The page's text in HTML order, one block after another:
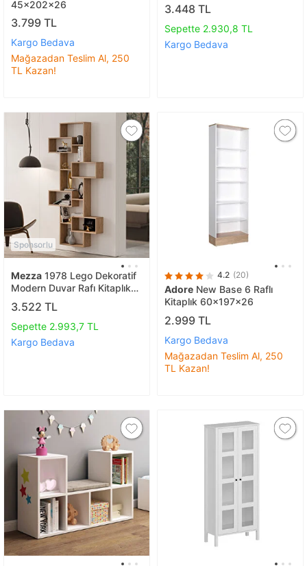
45x202x26
3.799 TL
Kargo Bedava
Mağazadan Teslim Al, 250
TL Kazan!
Beyaz
3.448 TL
Sepette 2.930,8 TL
Kargo Bedava
Sponsorlu
Mezza 1978 Lego Dekoratif
Modern Duvar Rafı Kitaplık
Sepet
3.522 TL
Sepette 2.993,7 TL
Kargo Bedava
4.2 (20)
Adore New Base 6 Raflı
Kitaplık 60x197x26
2.999 TL
Kargo Bedava
Mağazadan Teslim Al, 250
TL Kazan!